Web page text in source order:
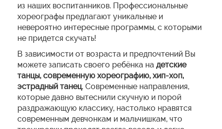
из наших воспитанников. Профессиональные
хореографы предлагают уникальные и
невероятно интересные программы, с которыми
не придется скучать!
В зависимости от возраста и предпочтений Вы
можете записать своего ребёнка на детские
танцы, современную хореографию, хип-хоп,
эстрадный танец. Современные направления,
которые давно вытеснили скучную и порой
раздражающую классику, настолько нравятся
современным девчонкам и мальчишкам, что